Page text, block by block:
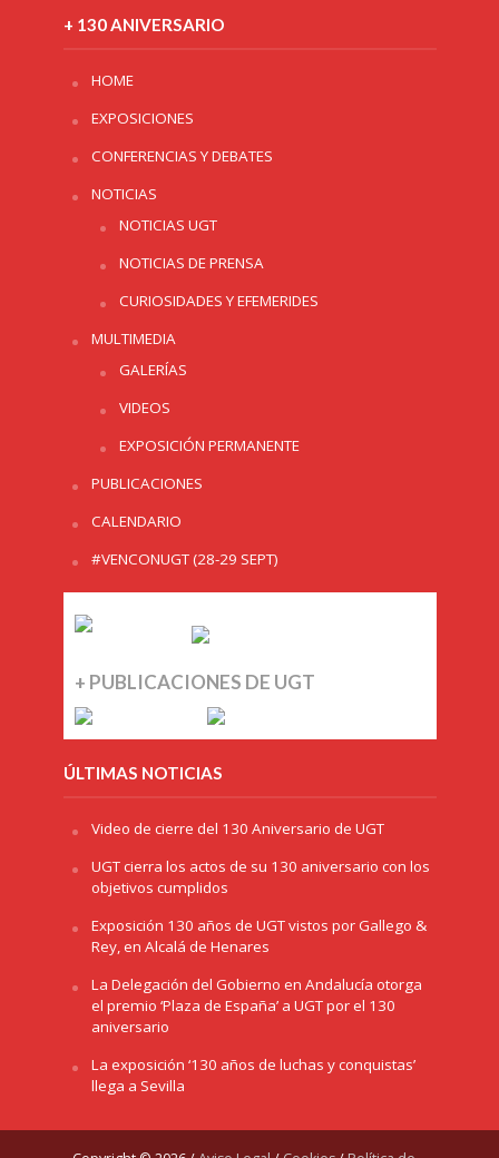
+ 130 ANIVERSARIO
HOME
EXPOSICIONES
CONFERENCIAS Y DEBATES
NOTICIAS
NOTICIAS UGT
NOTICIAS DE PRENSA
CURIOSIDADES Y EFEMERIDES
MULTIMEDIA
GALERÍAS
VIDEOS
EXPOSICIÓN PERMANENTE
PUBLICACIONES
CALENDARIO
#VENCONUGT (28-29 SEPT)
+ PUBLICACIONES DE UGT
ÚLTIMAS NOTICIAS
Video de cierre del 130 Aniversario de UGT
UGT cierra los actos de su 130 aniversario con los
objetivos cumplidos
Exposición 130 años de UGT vistos por Gallego &
Rey, en Alcalá de Henares
La Delegación del Gobierno en Andalucía otorga
el premio ‘Plaza de España’ a UGT por el 130
aniversario
La exposición ‘130 años de luchas y conquistas’
llega a Sevilla